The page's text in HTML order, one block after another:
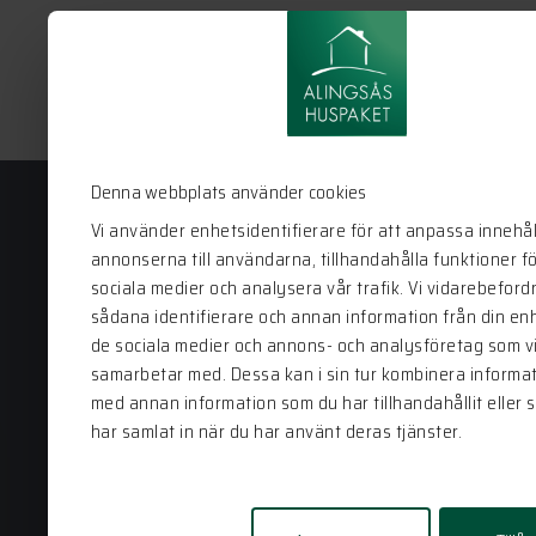
Denna webbplats använder cookies
Vi använder enhetsidentifierare för att anpassa
annonserna till användarna, tillhandahålla funktioner
sociala medier och analysera vår trafik. Vi
sådana identifierare och annan information från din
de sociala medier och annons- och analysföretag som vi
samarbetar med. Dessa kan i sin tur kombinera
med annan information som du har tillhandahållit eller
har samlat in när du har använt deras tjänster.
Alingsås Huspaket
Bergstena Sågen 1
441 92 Alingsås
0322-22 95 50
info@alingsashuspaket.se